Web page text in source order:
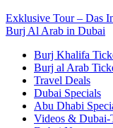
Exklusive Tour – Das
Burj Al Arab in Dubai
Burj Khalifa
Burj al Arab
Travel Deals
Dubai Specials
Abu Dhabi
Videos & Dubai-